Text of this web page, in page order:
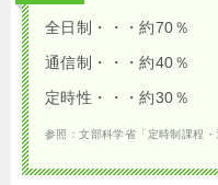
全日制・・・約70％
通信制・・・約40％
定時性・・・約30％
参照：文部科学省「定時制課程・